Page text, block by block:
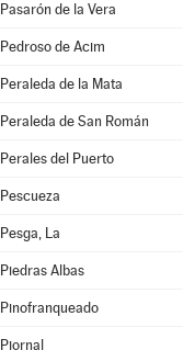
Pasarón de la Vera
Pedroso de Acim
Peraleda de la Mata
Peraleda de San Román
Perales del Puerto
Pescueza
Pesga, La
Piedras Albas
Pinofranqueado
Piornal